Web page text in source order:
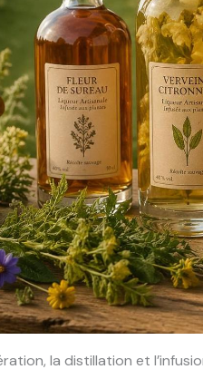
la distillation et